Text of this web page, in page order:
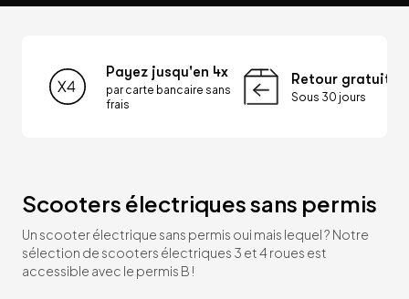
Payez jusqu'en 4x
par carte bancaire sans
frais
Retour gratuit
Sous 30 jours
Scooters électriques sans permis
Un scooter électrique sans permis oui mais lequel ? Notre
sélection de scooters électriques 3 et 4 roues est
accessible avec le permis B !